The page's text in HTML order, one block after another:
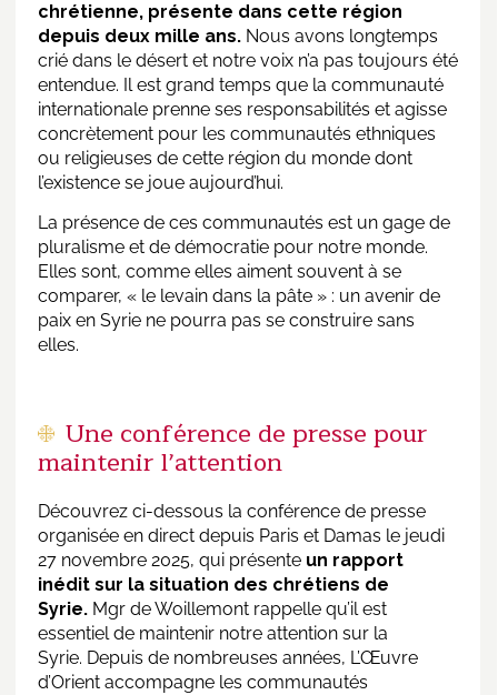
chrétienne, présente dans cette région
depuis deux mille ans. Nous avons longtemps
crié dans le désert et notre voix n’a pas toujours été
entendue. Il est grand temps que la communauté
internationale prenne ses responsabilités et agisse
concrètement pour les communautés ethniques
ou religieuses de cette région du monde dont
l’existence se joue aujourd’hui.
La présence de ces communautés est un gage de
pluralisme et de démocratie pour notre monde.
Elles sont, comme elles aiment souvent à se
comparer, « le levain dans la pâte » : un avenir de
paix en Syrie ne pourra pas se construire sans
elles.
Une conférence de presse pour
maintenir l’attention
Découvrez ci-dessous la conférence de presse
organisée en direct depuis Paris et Damas le jeudi
27 novembre 2025, qui présente un rapport
inédit sur la situation des chrétiens de
Syrie. Mgr de Woillemont rappelle qu’il est
essentiel de maintenir notre attention sur la
Syrie. Depuis de nombreuses années, L’Œuvre
d’Orient accompagne les communautés